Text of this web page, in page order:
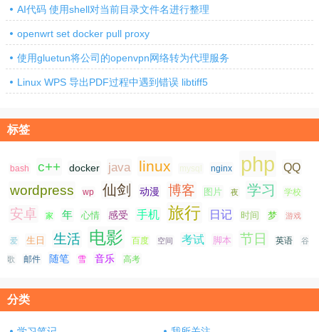
AI代码 使用shell对当前目录文件名进行整理
openwrt set docker pull proxy
使用gluetun将公司的openvpn网络转为代理服务
Linux WPS 导出PDF过程中遇到错误 libtiff5
标签
bash c++ docker java linux mysql nginx php QQ
wordpress wp 仙剑 动漫 博客 图片 夜 学习 学校
安卓 家 年 心情 感受 手机 旅行 日记 时间 梦 游戏
爱 生日 生活 电影 百度 空间 考试 脚本 节日 英语 谷
歌 邮件 随笔 雪 音乐 高考
分类